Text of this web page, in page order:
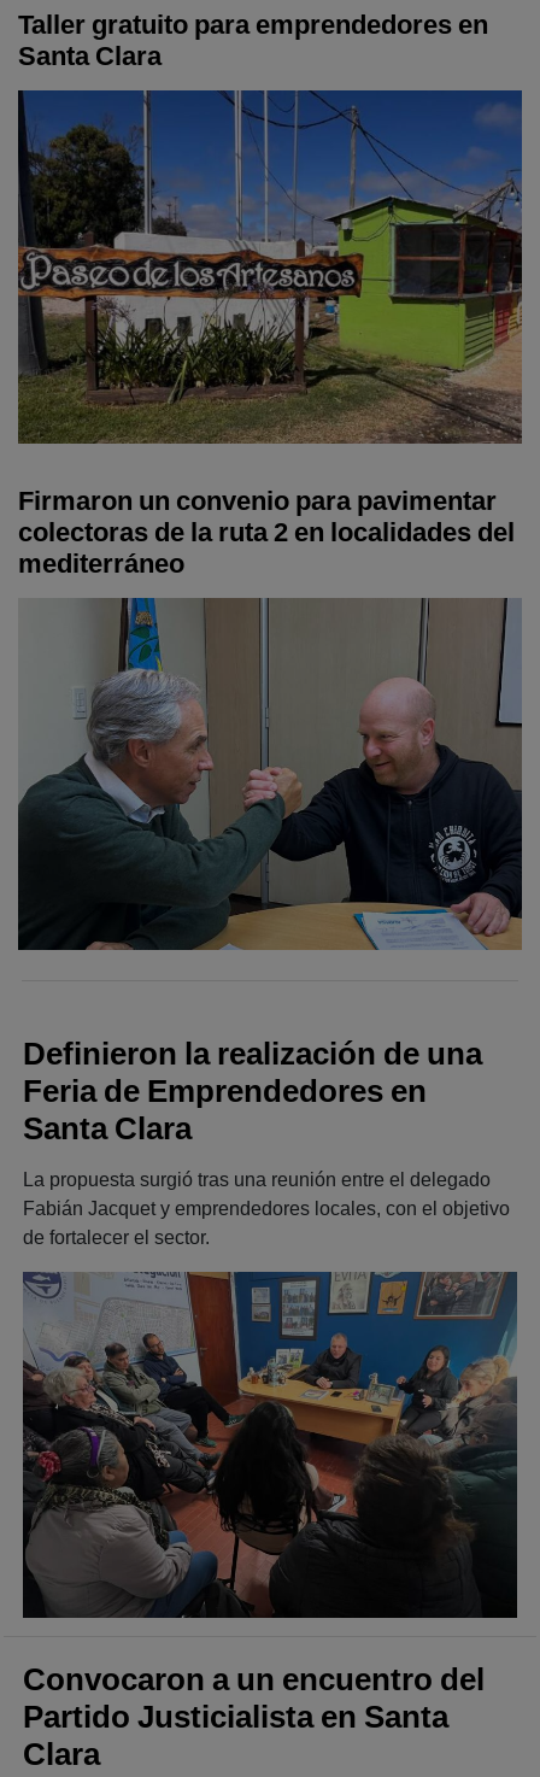
Taller gratuito para emprendedores en
Santa Clara
Firmaron un convenio para pavimentar
colectoras de la ruta 2 en localidades del
mediterráneo
Definieron la realización de una
Feria de Emprendedores en
Santa Clara
La propuesta surgió tras una reunión entre el delegado
Fabián Jacquet y emprendedores locales, con el objetivo
de fortalecer el sector.
Convocaron a un encuentro del
Partido Justicialista en Santa
Clara